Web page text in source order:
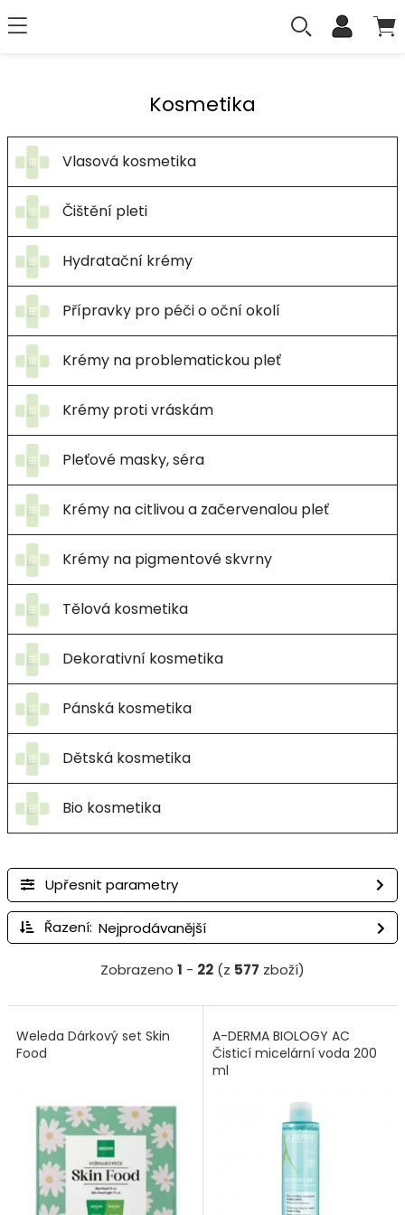
Kosmetika
Vlasová kosmetika
Čištění pleti
Hydratační krémy
Přípravky pro péči o oční okolí
Krémy na problematickou pleť
Krémy proti vráskám
Pleťové masky, séra
Krémy na citlivou a začervenalou pleť
Krémy na pigmentové skvrny
Tělová kosmetika
Dekorativní kosmetika
Pánská kosmetika
Dětská kosmetika
Bio kosmetika
Upřesnit parametry
Řazení:
Zobrazeno 1 - 22 (z 577 zboží)
Weleda Dárkový set Skin
Food
A-DERMA BIOLOGY AC
Čisticí micelární voda 200
ml